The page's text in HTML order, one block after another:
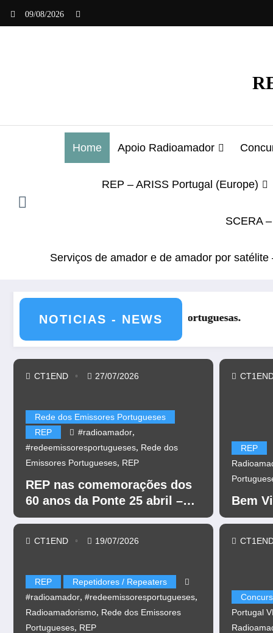
09/08/2026
Home Apoio Radioamador
REP – ARISS Portugal (Europe)
SCERA
Serviços de amador e de amador por
NOTICIAS - NEWSREP nas comemorações dos 60
Rede dos Emissores Portugueses
REP
#radioamador,
#redeemissoresportugueses, Rede dos
Emissores Portugueses, REP
REP nas comemorações dos
60 anos da Ponte 25 abril –
CR60A
CT1END 27/07/2026
REP
Repetidores / Repeaters
#radioamador, #redeemissoresportugueses,
Radioamadorismo, Rede dos Emissores
Portugueses, REP
CT1END 19/07/2026
REP
Bem
Portugal